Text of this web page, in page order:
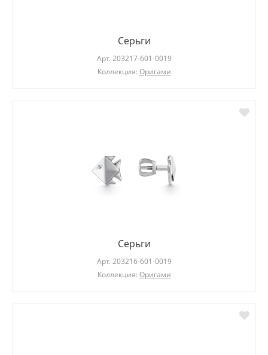
Серьги
Арт. 203217-601-0019
Коллекция: Оригами
Серьги
Арт. 203216-601-0019
Коллекция: Оригами